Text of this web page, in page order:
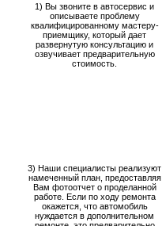
1) Вы звоните в автосервис и
описываете проблему
квалифицированному мастеру-
приемщику, который дает
развернутую консультацию и
озвучивает предварительную
стоимость.
3) Наши специалисты реализуют
намеченный план, предоставляя
Вам фотоотчет о проделанной
работе. Если по ходу ремонта
окажется, что автомобиль
нуждается в дополнительном